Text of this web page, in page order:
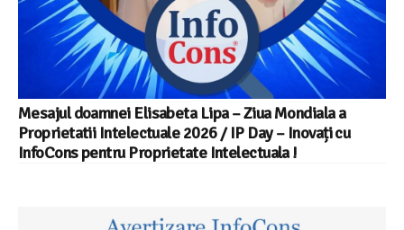
Mesajul doamnei Elisabeta Lipa – Ziua Mondiala a
Proprietatii Intelectuale 2026 / IP Day – Inovați cu
InfoCons pentru Proprietate Intelectuala !